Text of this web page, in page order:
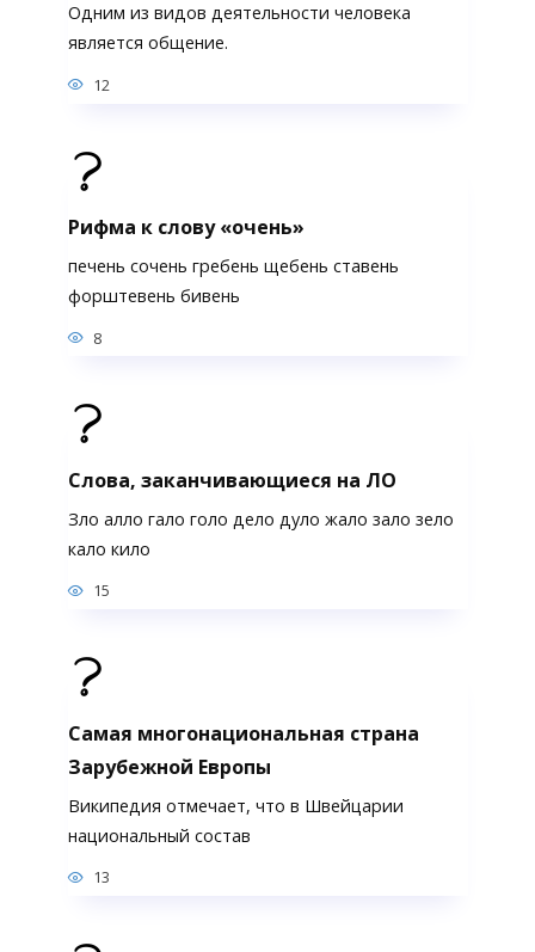
Одним из видов деятельности человека
является общение.
12
Рифма к слову «очень»
печень сочень гребень щебень ставень
форштевень бивень
8
Слова, заканчивающиеся на ЛО
Зло алло гало голо дело дуло жало зало зело
кало кило
15
Самая многонациональная страна
Зарубежной Европы
Википедия отмечает, что в Швейцарии
национальный состав
13